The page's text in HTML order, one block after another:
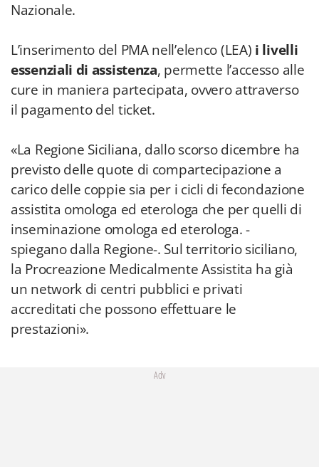
Nazionale.
L’inserimento del PMA nell’elenco (LEA) i livelli
essenziali di assistenza, permette l’accesso alle
cure in maniera partecipata, ovvero attraverso
il pagamento del ticket.
«La Regione Siciliana, dallo scorso dicembre ha
previsto delle quote di compartecipazione a
carico delle coppie sia per i cicli di fecondazione
assistita omologa ed eterologa che per quelli di
inseminazione omologa ed eterologa. -
spiegano dalla Regione-. Sul territorio siciliano,
la Procreazione Medicalmente Assistita ha già
un network di centri pubblici e privati
accreditati che possono effettuare le
prestazioni».
Adv